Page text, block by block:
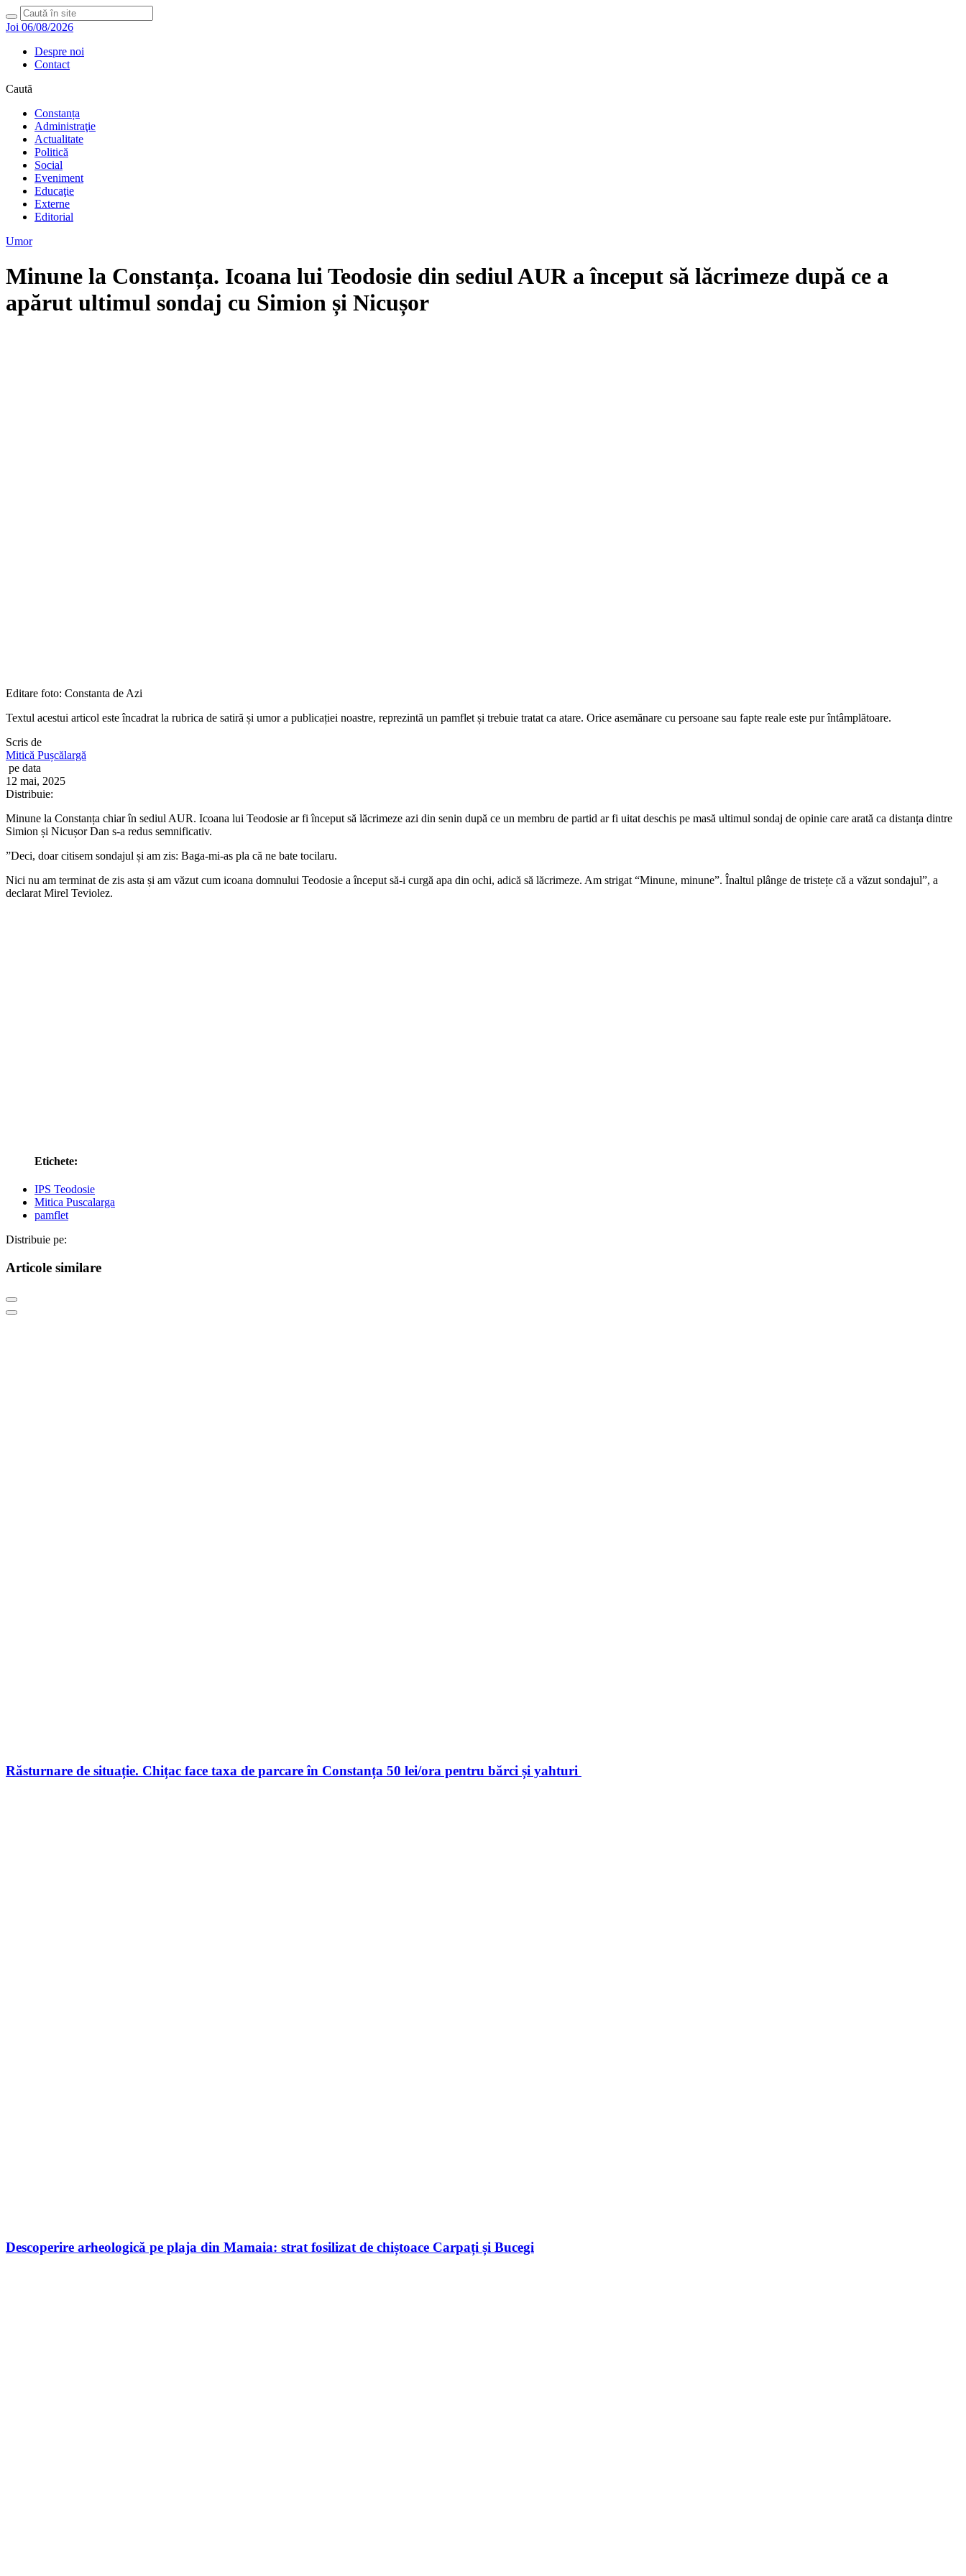
Joi 06/08/2026
Despre noi
Contact
Caută
Constanța
Administraţie
Actualitate
Politică
Social
Eveniment
Educaţie
Externe
Editorial
Umor
Minune la Constanța. Icoana lui Teodosie din sediul AUR a început să lăcrimeze după ce a
apărut ultimul sondaj cu Simion și Nicușor
Editare foto: Constanta de Azi
Textul acestui articol este încadrat la rubrica de satiră și umor a publicației noastre, reprezintă un pamflet și trebuie tratat ca atare. Orice asemănare cu persoane sau fapte reale este pur întâmplătoare.
Scris de
Mitică Pușcălargă
pe data
12 mai, 2025
Distribuie:
Minune la Constanța chiar în sediul AUR. Icoana lui Teodosie ar fi început să lăcrimeze azi din senin după ce un membru de partid ar fi uitat deschis pe masă ultimul sondaj de opinie care arată ca distanța dintre
Simion și Nicușor Dan s-a redus semnificativ.
”Deci, doar citisem sondajul și am zis: Baga-mi-as pla că ne bate tocilaru.
Nici nu am terminat de zis asta și am văzut cum icoana domnului Teodosie a început să-i curgă apa din ochi, adică să lăcrimeze. Am strigat “Minune, minune”. Înaltul plânge de tristețe că a văzut sondajul”, a
declarat Mirel Teviolez.
Etichete:
IPS Teodosie
Mitica Puscalarga
pamflet
Distribuie pe:
Articole similare
Răsturnare de situație. Chițac face taxa de parcare în Constanța 50 lei/ora pentru bărci și yahturi
Descoperire arheologică pe plaja din Mamaia: strat fosilizat de chiștoace Carpați și Bucegi